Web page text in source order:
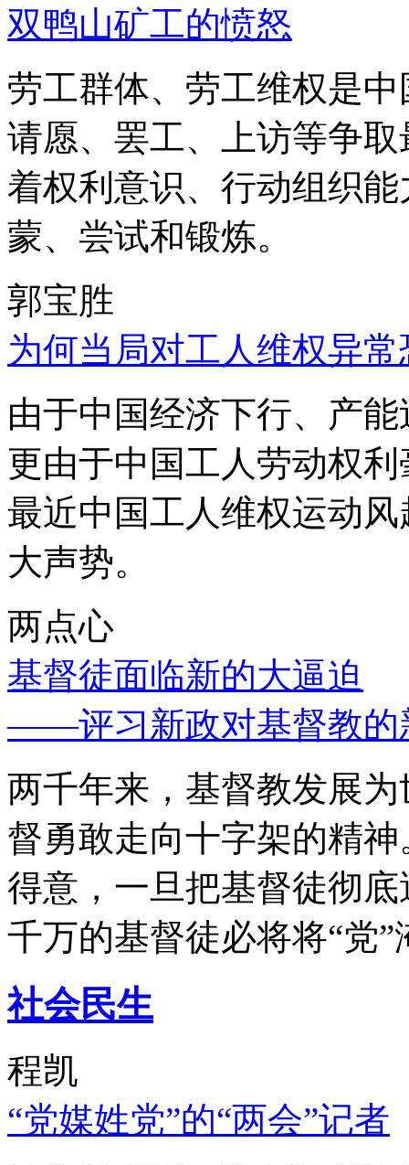
双鸭山矿工的愤怒
劳工群体、劳工维权是
请愿、罢工、上访等争
着权利意识、行动组织
蒙、尝试和锻炼。
郭宝胜
为何当局对工人维权异
由于中国经济下行、产
更由于中国工人劳动权
最近中国工人维权运动
大声势。
两点心
基督徒面临新的大逼迫
——评习新政对基督教的
两千年来，基督教发展
督勇敢走向十字架的精
得意，一旦把基督徒彻
千万的基督徒必将将“党”
社会民生
程凯
“党媒姓党”的“两会”记者